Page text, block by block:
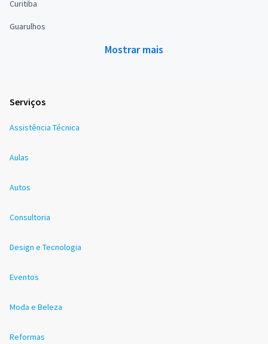
Curitiba
Guarulhos
Mostrar mais
Serviços
Assistência Técnica
Aulas
Autos
Consultoria
Design e Tecnologia
Eventos
Moda e Beleza
Reformas